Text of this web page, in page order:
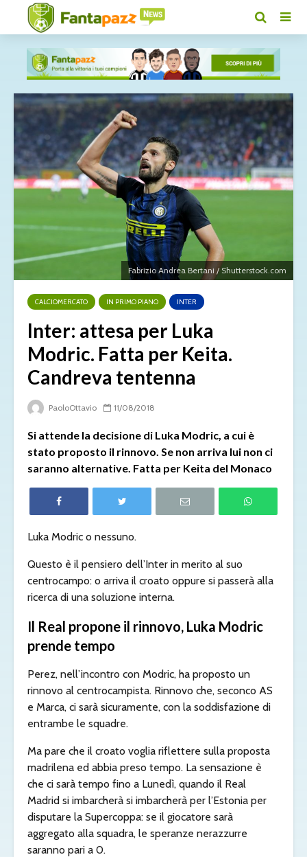
Fabrizio Andrea Bertani / Shutterstock.com
CALCIOMERCATO IN PRIMO PIANO INTER
Inter: attesa per Luka
Modric. Fatta per Keita.
Candreva tentenna
PaoloOttavio 11/08/2018
Si attende la decisione di Luka Modric, a cui è
stato proposto il rinnovo. Se non arriva lui non ci
saranno alternative. Fatta per Keita del Monaco
Luka Modric o nessuno.
Questo è il pensiero dell’Inter in merito al suo
centrocampo: o arriva il croato oppure si passerà alla
ricerca di una soluzione interna.
Il Real propone il rinnovo, Luka Modric
prende tempo
Perez, nell’incontro con Modric, ha proposto un
rinnovo al centrocampista. Rinnovo che, seconco AS
e Marca, ci sarà sicuramente, con la soddisfazione di
entrambe le squadre.
Ma pare che il croato voglia riflettere sulla proposta
madrilena ed abbia preso tempo. La sensazione è
che ci sarà tempo fino a Lunedì, quando il Real
Madrid si imbarcherà si imbarcherà per l’Estonia per
disputare la Supercoppa: se il giocatore sarà
aggregato alla squadra, le speranze nerazzurre
saranno pari a 0.